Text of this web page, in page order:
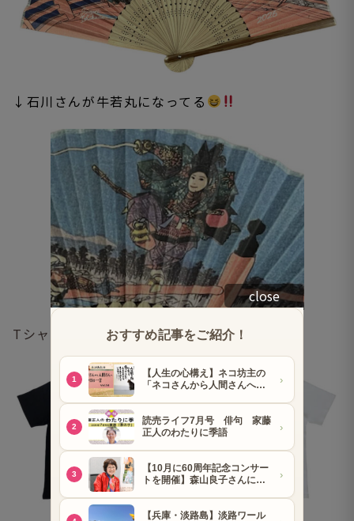
↓石川さんが牛若丸になってる
Tシャツはモノトーンでかっこいい★
close